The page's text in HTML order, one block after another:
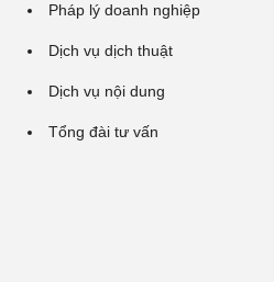
Pháp lý doanh nghiệp
Dịch vụ dịch thuật
Dịch vụ nội dung
Tổng đài tư vấn